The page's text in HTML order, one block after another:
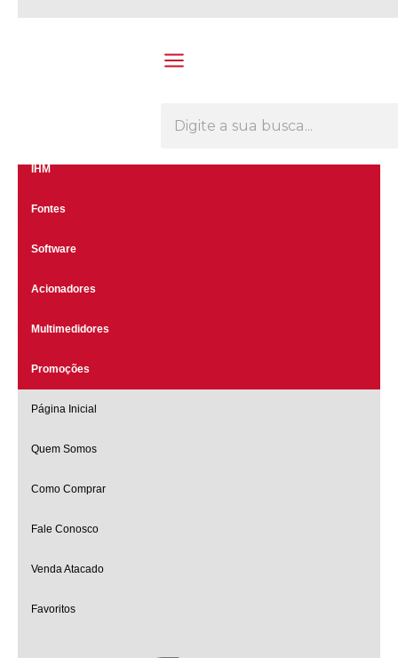
IHM
Fontes
Software
Acionadores
Multimedidores
Promoções
Página Inicial
Quem Somos
Como Comprar
Fale Conosco
Venda Atacado
Favoritos